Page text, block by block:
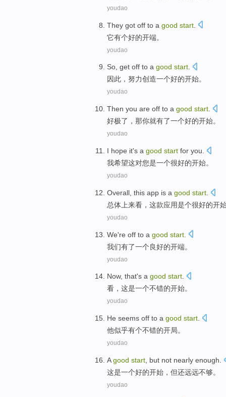
youdao
They got off to a good start
它有个好的开端。
youdao
So, get off to a good start.
因此 ， 努力创造一个好的开始。
youdao
Then you are off to a good start
好极了， 那你就有了一个好的开始。
youdao
I hope it's a good start for you
我希望这对您是一个很好的开始。
youdao
Overall this app is a good start
总体上来看 ， 这款应用是个很好的开
youdao
We're off to a good start
我们有了一个良好的开端。
youdao
Now, that's a good start.
看 ， 这是一个不错的开始。
youdao
He seems off to a good start
他似乎有个不错的开局。
youdao
A good start but not nearly enough
这是一个好的开始 ， 但还远远不够。
youdao